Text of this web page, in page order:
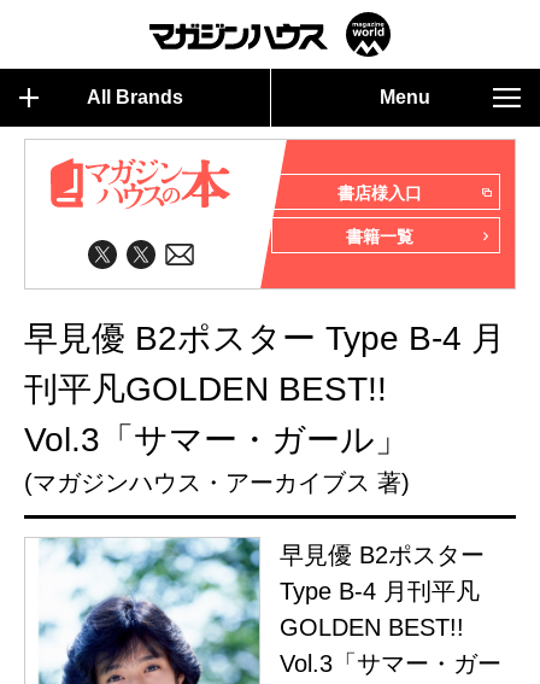
All Brands Menu
書店様入口
書籍一覧
早見優 B2ポスター Type B-4 月
刊平凡GOLDEN BEST!!
Vol.3「サマー・ガール」
(マガジンハウス・アーカイブス 著)
早見優 B2ポスター
Type B-4 月刊平凡
GOLDEN BEST!!
Vol.3「サマー・ガー